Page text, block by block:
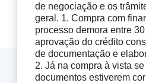
de negociação e os
geral. 1. Compra com
processo demora entre
aprovação do crédito
de documentação e
2. Já na compra à vista
documentos estiverem